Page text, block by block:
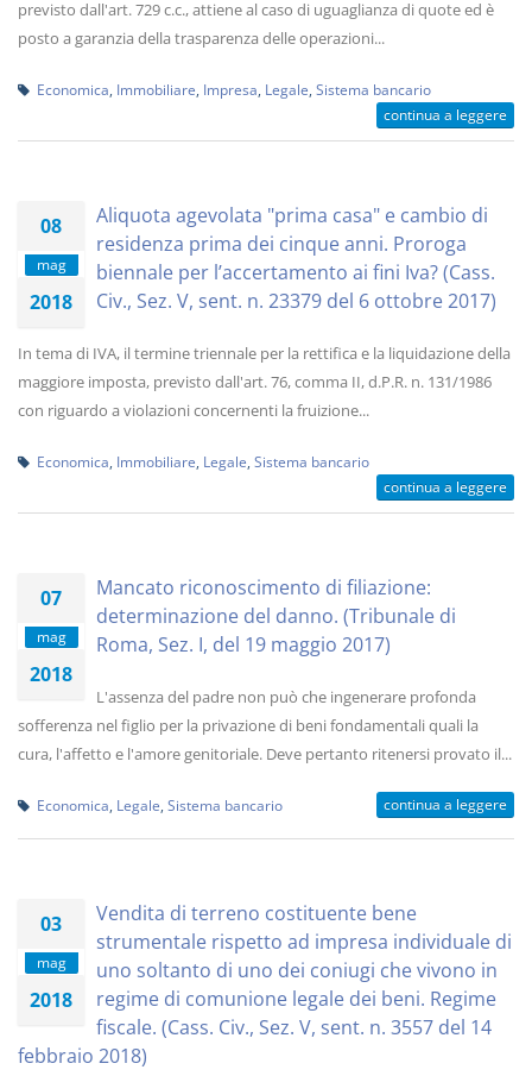
previsto dall'art. 729 c.c., attiene al caso di uguaglianza di quote ed è
posto a garanzia della trasparenza delle operazioni...
Economica Immobiliare Impresa Legale Sistema bancario
continua a leggere
08
mag
2018
Aliquota agevolata "prima casa" e cambio di
residenza prima dei cinque anni. Proroga
biennale per l’accertamento ai fini Iva? (Cass.
Civ., Sez. V, sent. n. 23379 del 6 ottobre 2017)
In tema di IVA, il termine triennale per la rettifica e la liquidazione della
maggiore imposta, previsto dall'art. 76, comma II, d.P.R. n. 131/1986
con riguardo a violazioni concernenti la fruizione...
Economica Immobiliare Legale Sistema bancario
continua a leggere
07
mag
2018
Mancato riconoscimento di filiazione:
determinazione del danno. (Tribunale di
Roma, Sez. I, del 19 maggio 2017)
L'assenza del padre non può che ingenerare profonda
sofferenza nel figlio per la privazione di beni fondamentali quali la
cura, l'affetto e l'amore genitoriale. Deve pertanto ritenersi provato il...
Economica Legale Sistema bancario continua a leggere
03
mag
2018
Vendita di terreno costituente bene
strumentale rispetto ad impresa individuale di
uno soltanto di uno dei coniugi che vivono in
regime di comunione legale dei beni. Regime
fiscale. (Cass. Civ., Sez. V, sent. n. 3557 del 14
febbraio 2018)